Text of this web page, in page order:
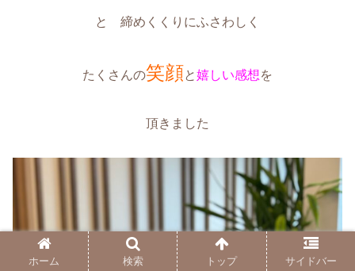
と 締めくくりにふさわしく
たくさんの笑顔と嬉しい感想を
頂きました
ホーム 検索 トップ サイドバー